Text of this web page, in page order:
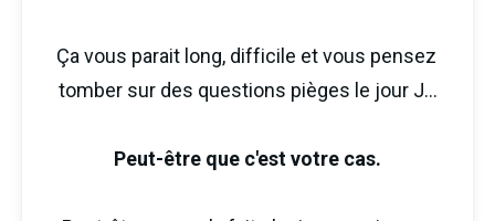
Ça vous parait long, difficile et vous pensez
tomber sur des questions pièges le jour J...
Peut-être que c'est votre cas.